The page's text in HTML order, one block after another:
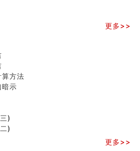
宅風水十大禁忌
方法
女性为主角传统节日
种手相福运在何处？
五十条
识
运、事业运？
更多>>
方法
暗示
)
)
更多>>